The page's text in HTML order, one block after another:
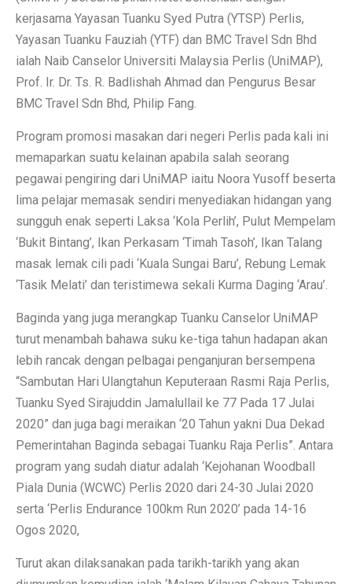
kerjasama Yayasan Tuanku Syed Putra (YTSP) Perlis,
Yayasan Tuanku Fauziah (YTF) dan BMC Travel Sdn Bhd
ialah Naib Canselor Universiti Malaysia Perlis (UniMAP),
Prof. Ir. Dr. Ts. R. Badlishah Ahmad dan Pengurus Besar
BMC Travel Sdn Bhd, Philip Fang.
Program promosi masakan dari negeri Perlis pada kali ini
memaparkan suatu kelainan apabila salah seorang
pegawai pengiring dari UniMAP iaitu Noora Yusoff beserta
lima pelajar memasak sendiri menyediakan hidangan yang
sungguh enak seperti Laksa ‘Kola Perlih’, Pulut Mempelam
‘Bukit Bintang’, Ikan Perkasam ‘Timah Tasoh’, Ikan Talang
masak lemak cili padi ‘Kuala Sungai Baru’, Rebung Lemak
‘Tasik Melati’ dan teristimewa sekali Kurma Daging ‘Arau’.
Baginda yang juga merangkap Tuanku Canselor UniMAP
turut menambah bahawa suku ke-tiga tahun hadapan akan
lebih rancak dengan pelbagai penganjuran bersempena
“Sambutan Hari Ulangtahun Keputeraan Rasmi Raja Perlis,
Tuanku Syed Sirajuddin Jamalullail ke 77 Pada 17 Julai
2020” dan juga bagi meraikan ‘20 Tahun yakni Dua Dekad
Pemerintahan Baginda sebagai Tuanku Raja Perlis”. Antara
program yang sudah diatur adalah ‘Kejohanan Woodball
Piala Dunia (WCWC) Perlis 2020 dari 24-30 Julai 2020
serta ‘Perlis Endurance 100km Run 2020’ pada 14-16
Ogos 2020,
Turut akan dilaksanakan pada tarikh-tarikh yang akan